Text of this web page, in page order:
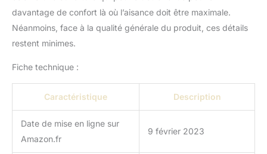
davantage de confort là où l’aisance doit être maximale.
Néanmoins, face à la qualité générale du produit, ces détails
restent minimes.
Fiche technique :
Caractéristique Description
Date de mise en ligne sur
Amazon.fr
9 février 2023